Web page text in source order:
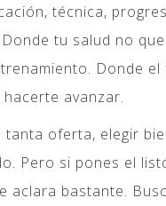
técnica,
tu salud no
Donde
avanzar.
tanta oferta, elegir
Pero si pones el
aclara bastante.